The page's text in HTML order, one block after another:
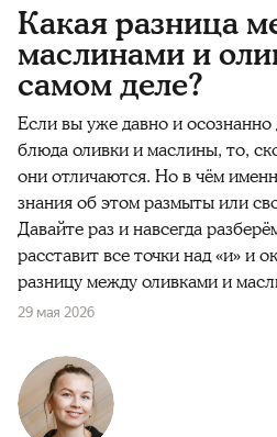
Какая разница
маслинами и
самом деле?
Если вы уже давно и осознанно
блюда оливки и маслины, то,
они отличаются. Но в чём
знания об этом размыты или
Давайте раз и навсегда
расставит все точки над «и» и
разницу между оливками и
29 мая 2026